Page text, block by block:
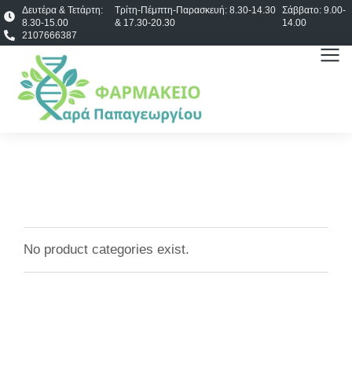
Δευτέρα & Τετάρτη:
8.30-15.00
Τρίτη-Πέμπτη-Παρασκευή: 8.30-14.30
& 17.30-20.30
Σάββατο: 9.00-
14.00
2107666387
No product categories exist.